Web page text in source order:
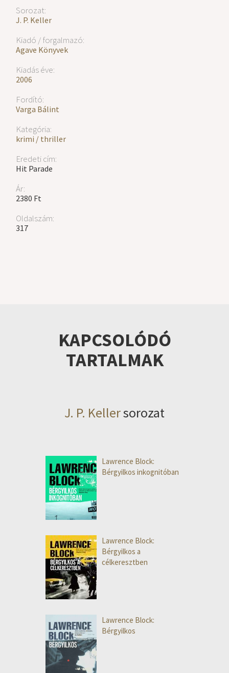
Sorozat:
J. P. Keller
Kiadó / forgalmazó:
Agave Könyvek
Kiadás éve:
2006
Fordító:
Varga Bálint
Kategória:
krimi / thriller
Eredeti cím:
Hit Parade
Ár:
2380 Ft
Oldalszám:
317
KAPCSOLÓDÓ
TARTALMAK
J. P. Kellersorozat
Lawrence Block:
Bérgyilkos inkognitóban
Lawrence Block:
Bérgyilkos a
célkeresztben
Lawrence Block:
Bérgyilkos